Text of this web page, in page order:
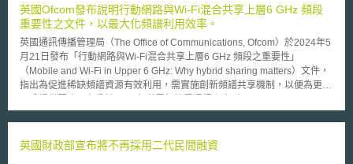
用成本增高並間接造成資料流通產生障礙。因此為因應國家政策與產業需
求，新加坡個人資料保護委員會（Personal Data Protection Commission,
下稱個資委員會）依據個資法第62條所賦予的豁免權（exemption），個人
或組織可在遵循個資委員會訂定的規則下，依照個案給予組織免除個資法部
分規範[4] ，而DSAs機制即是一種[5]。 DSAs是由個資委員會於2018年
設立的沙盒（sandbox）計畫，如組織所進行的共享模式是在特定群體並範
圍具體明確，同時不會造成個人有負面影響等情事，可在不須經個人同意下
進行資料共享[6]。並且，為進一步提升組織與消費者間信任，2019年6月個
Development Authority of Singapore，下稱資通發展局）共同推出「可信
往來可能會受到公司的監視，則該公司將可能違反歐洲人權公約(European
Convention on Human Rights)。 該案例乃是由於一位任職於英國南威
爾斯之卡馬森學院(Carmarthenshire College)的員工—Lynette Copland發
現自己的網路使用情形及電話均遭到工作單位之監視，憤而向歐洲法院提出
告訴。由於卡馬森學院並未提醒員工在工作場合之電子郵件、電話或其他通
訊可能遭到監視，因此Lynette Copland之律師主張當事人在工作場合之電
話、電子郵件、網路使用等其他通訊都應具有合理的隱私權期待，而受到歐
元之損害賠償以及1,1820美元之訴訟費用。
英國Ofcom發布說明行動網路與Wi-Fi混合共享上層6 GHz 頻段
重要性之文件，以最大化頻譜利用效率。
英國通訊傳播管理局（The Office of Communications, Ofcom）於2024年5
月21日發布「行動網路與Wi-Fi混合共享上層6 GHz 頻段之重要性」
（Mobile and Wi-Fi in Upper 6 GHz: Why hybrid sharing matters）文件，
指出為促進稀缺頻譜資源有效利用，需實施創新頻譜共享機制，以便為更多
Radiocommunication Conference 2023, WRC-23）決議上層6
Telecommunications, IMT）使用頻段，同時承認該頻段可供Wi-Fi等無線接
英國財政部宣布將不再採用二代民間融資